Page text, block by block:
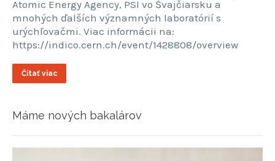
Atomic Energy Agency, PSI vo Švajčiarsku a
mnohých ďalších významných laboratórií s
urýchľovačmi. Viac informácii na:
https://indico.cern.ch/event/1428808/overview
Čítať viac
Máme nových bakalárov